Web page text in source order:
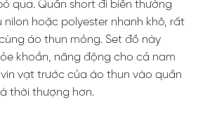
qua. Quần short đi biển thường
hoặc polyester nhanh khô, rất
áo thun mỏng. Set đồ này
khoắn, năng động cho cả nam
vạt trước của áo thun vào quần
thời thượng hơn.